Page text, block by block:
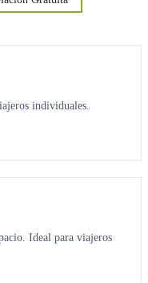
individuales.
Ideal para viajeros